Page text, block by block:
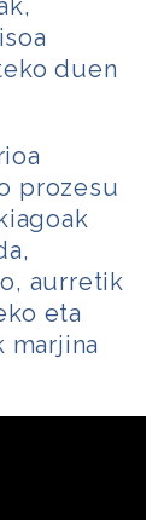
duen
prozesu
aurretik
eta
marjina